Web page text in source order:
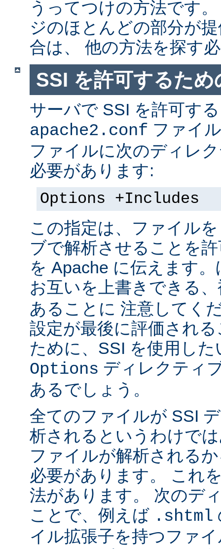
うってつけの方法です
ジのほとんどの部分が
合は、 他の方法を探す
SSI を許可するた
サーバで SSI を許可す
apache2.conf ファイ
ファイルに次のディレ
必要があります:
Options +Includes
この指定は、ファイル
ブで解析させることを
を Apache に伝えます
お互いを上書きできる
あることに 注意してく
設定が最後に評価され
ために、SSI を使用し
Options ディレクティ
あるでしょう。
全てのファイルが SSI
析されるというわけで
ファイルが解析される
必要があります。 これ
法があります。 次のデ
ことで、例えば .shtml
イル拡張子を持つファ